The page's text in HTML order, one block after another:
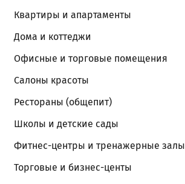
Квартиры и апартаменты
Дома и коттеджи
Офисные и торговые помещения
Салоны красоты
Рестораны (общепит)
Школы и детские сады
Фитнес-центры и тренажерные залы
Торговые и бизнес-центы